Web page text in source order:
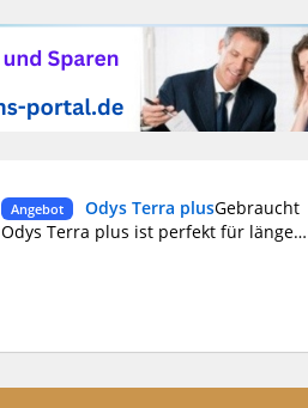
Angebot
Odys Terra plus
Odys Terra plus ist perfekt für längere Auto fahrten vor allem für Kinder. Man kann sowohl Fernsehen als auch DVDs schauen. Antenne, Ladekabel, Fernbedienung und Handbuch ist vorhanden. (Könnte evtl. Gebrauchsspuren haben)
Gebraucht